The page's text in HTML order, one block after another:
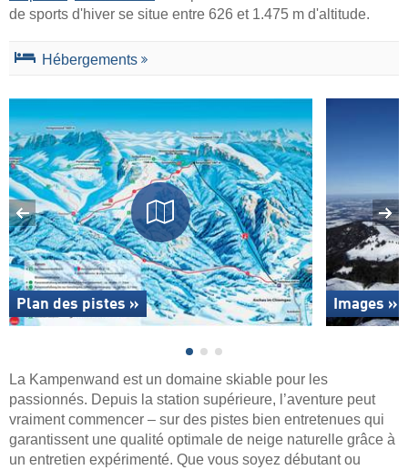
de sports d'hiver se situe entre 626 et 1.475 m d'altitude.
Hébergements
Plan des pistes » Images »
La Kampenwand est un domaine skiable pour les
passionnés. Depuis la station supérieure, l’aventure peut
vraiment commencer – sur des pistes bien entretenues qui
garantissent une qualité optimale de neige naturelle grâce à
un entretien expérimenté. Que vous soyez débutant ou